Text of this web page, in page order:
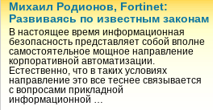
Михаил Родионов, Fortinet:
Развиваясь по известным законам
В настоящее время информационная
безопасность представляет собой вполне
самостоятельное мощное направление
корпоративной автоматизации.
Естественно, что в таких условиях
направление это все теснее связывается
с вопросами прикладной
информационной …